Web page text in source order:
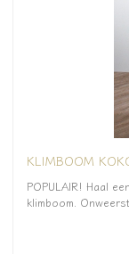
KLIMBOOM
POPULAIR! Haal
klimboom.